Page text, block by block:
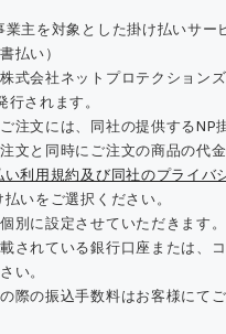
主を対象とした掛け払いサー
払い）
式会社ネットプロテクション
行されます。
注文には、同社の提供するNP
文と同時にご注文の商品の代
い利用規約及び同社のプライバ
いをご選択ください。
別に設定させていただきます。
されている銀行口座または、
い。
際の振込手数料はお客様にてご